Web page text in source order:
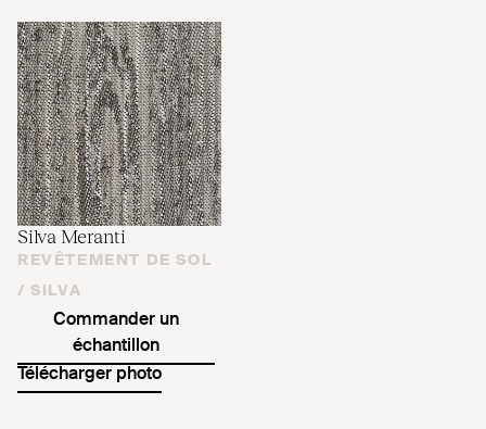
Silva Meranti
REVÊTEMENT DE SOL
/ SILVA
Commander un
échantillon
Télécharger photo